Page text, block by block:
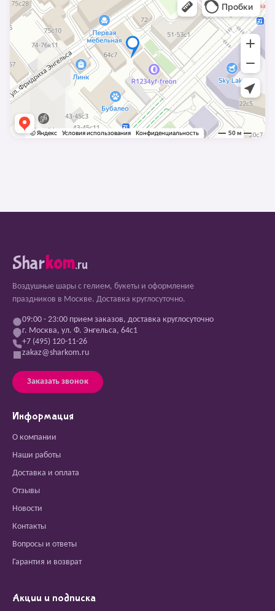
Sharkom.ru
Воздушные шары с гелием, букеты и оформление
праздников в Москве. Доставка круглосуточно.
09:00 - 23:00 прием заказов, доставка круглосуточно
г. Москва, ул. Ф. Энгельса, 64с1
+7 (495) 120-11-26
zakaz@sharkom.ru
Заказать звонок
Информация
О компании
Наши работы
Доставка и оплата
Отзывы
Новости
Контакты
Вопросы и ответы
Гарантия и возврат
Акции и подписка